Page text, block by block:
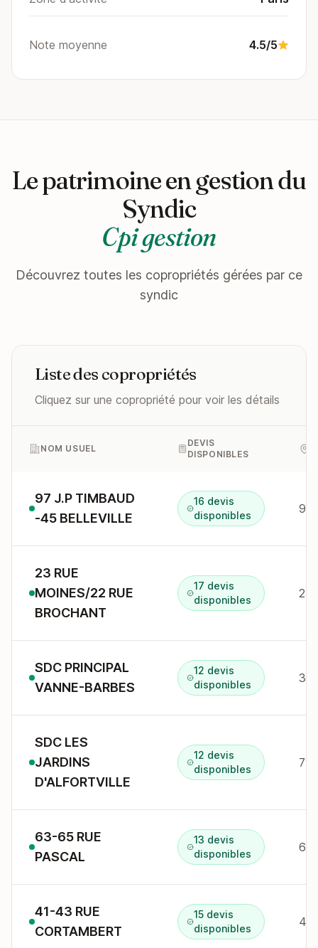
Note moyenne 4.5/5
Le patrimoine en gestion du
Syndic
Cpi gestion
Découvrez toutes les copropriétés gérées par ce
syndic
Liste des copropriétés
Cliquez sur une copropriété pour voir les détails
NOM USUEL
DEVIS
DISPONIBLES
97 J.P TIMBAUD
-45 BELLEVILLE
16 devis
disponibles
97
23 RUE
MOINES/22 RUE
BROCHANT
17 devis
disponibles
23
SDC PRINCIPAL
VANNE-BARBES
12 devis
disponibles
3 r
SDC LES
JARDINS
D'ALFORTVILLE
12 devis
disponibles
71
63-65 RUE
PASCAL
13 devis
disponibles
41-43 RUE
CORTAMBERT
15 devis
disponibles